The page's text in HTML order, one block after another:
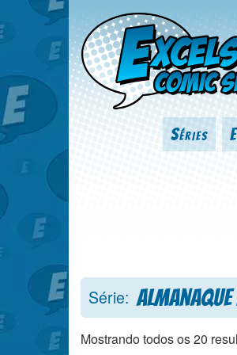
Séries
Série:
Mostrando todos os 20